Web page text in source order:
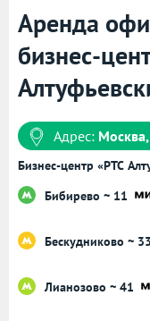
Аренда
бизнес-
Адрес:
Бизнес-центр «РТС
Бибирево ~ 11
Бескудниково ~ 33
Лианозово ~ 41